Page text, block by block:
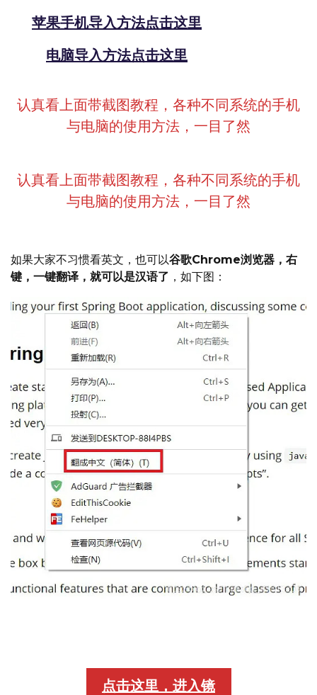
苹果手机导入方法点击这里
电脑导入方法点击这里
认真看上面带截图教程，各种不同系统的手机
与电脑的使用方法，一目了然
认真看上面带截图教程，各种不同系统的手机
与电脑的使用方法，一目了然
如果大家不习惯看英文，也可以谷歌Chrome浏览器，右
键，一键翻译，就可以是汉语了 ，如下图：
点击这里，进入镜